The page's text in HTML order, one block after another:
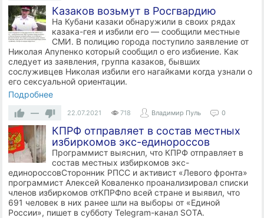
Казаков возьмут в Росгвардию
На Кубани казаки обнаружили в своих рядах
казака-гея и избили его — сообщили местные
СМИ. В полицию города поступило заявление от
Николая Апупенко который сообщил о его избиение. Как
следует из заявления, группа казаков, бывших
сослуживцев Николая избили его нагайками когда узнали о
его сексуальной ориентации.
Подробнее
—
22.07.2021 718 Владимир Пуль 0
КПРФ отправляет в состав местных
избиркомов экс-единороссов
Программист выяснил, что КПРФ отправляет в
состав местных избиркомов экс-
единороссовСторонник РПСС и активист «Левого фронта»
программист Алексей Коваленко проанализировал списки
членов избиркомов отКПРФпо всей стране и выявил, что
691 человек в них ранее шли на выборы от «Единой
России», пишет в субботу Telegram-канал SOTA.